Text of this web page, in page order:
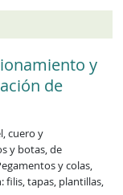
y
de
cuero y
y botas, de
y colas,
filis, tapas, plantillas,